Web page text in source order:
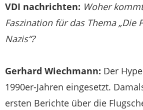
VDI nachrichten: Woher
Faszination für das Thema „Die
Nazis“?
Gerhard Wiechmann: Der
1990er-Jahren eingesetzt.
ersten Berichte über die